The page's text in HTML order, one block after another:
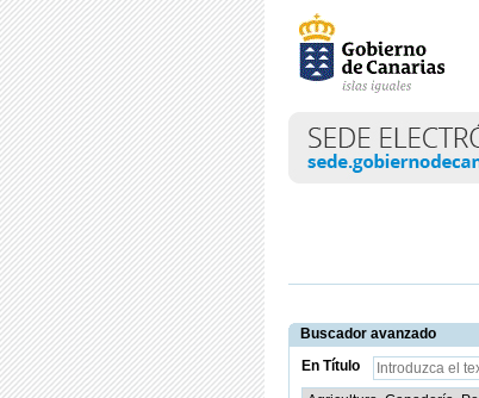
Buscador avanzado
En Título